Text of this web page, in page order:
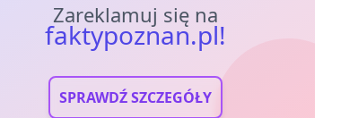
Zareklamuj się na
faktypoznan.pl!
SPRAWDŹ SZCZEGÓŁY